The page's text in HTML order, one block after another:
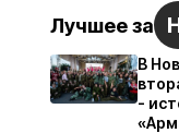
Лучшее за
В
-